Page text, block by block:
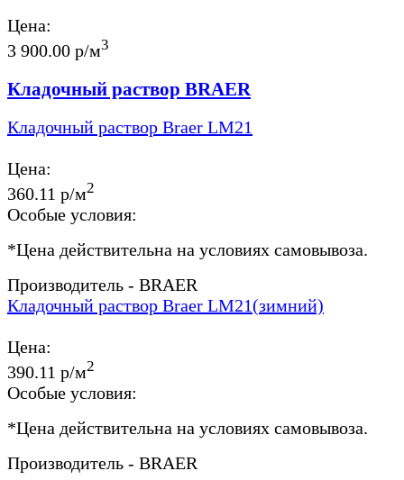
Цена:
3 900.00 р/м3
Кладочный раствор BRAER
Кладочный раствор Braer LM21
Цена:
360.11 р/м2
Особые условия:
*Цена действительна на условиях самовывоза.
Производитель - BRAER
Кладочный раствор Braer LM21(зимний)
Цена:
390.11 р/м2
Особые условия:
*Цена действительна на условиях самовывоза.
Производитель - BRAER